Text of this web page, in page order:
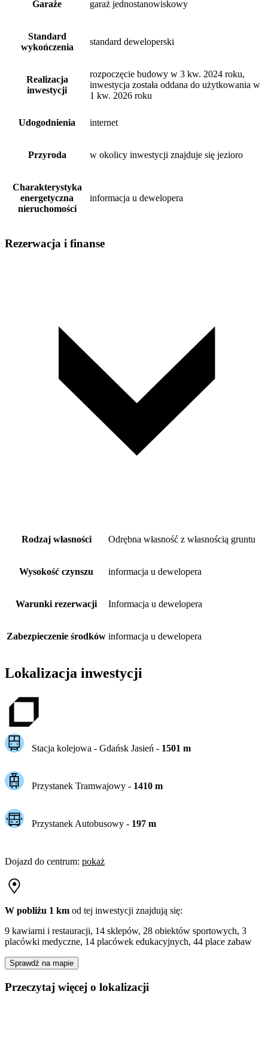
Garaże garaż jednostanowiskowy
Standard
wykończenia
standard deweloperski
Realizacja
inwestycji
rozpoczęcie budowy w 3 kw. 2024 roku,
inwestycja została oddana do użytkowania w
1 kw. 2026 roku
Udogodnienia internet
Przyroda w okolicy inwestycji znajduje się jezioro
Charakterystyka
energetyczna
nieruchomości
informacja u dewelopera
Rezerwacja i finanse
Rodzaj własności Odrębna własność z własnością gruntu
Wysokość czynszu informacja u dewelopera
Warunki rezerwacji Informacja u dewelopera
Zabezpieczenie środków informacja u dewelopera
Lokalizacja inwestycji
Stacja kolejowa - Gdańsk Jasień- 1501m
Przystanek Tramwajowy - 1410m
Przystanek Autobusowy - 197m
Dojazd do centrum: pokaż
W pobliżu 1 km od tej inwestycji znajdują się:
9 kawiarni i restauracji, 14 sklepów, 28 obiektów sportowych, 3
placówki medyczne, 14 placówek edukacyjnych, 44 place zabaw
Sprawdź na mapie
Przeczytaj więcej o lokalizacji